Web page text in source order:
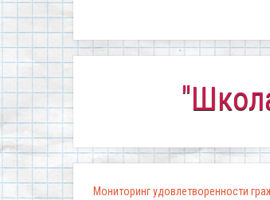
"Школа, в
Мониторинг удовлетворенности